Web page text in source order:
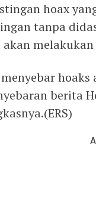
hoax
tanpa
berita